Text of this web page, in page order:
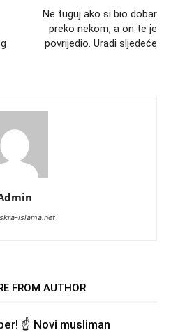
Ne tuguj ako si bio dobar
preko nekom, a on te je
povrijedio. Uradi sljedeće
islama.net
FROM AUTHOR
☝️ Novi musliman